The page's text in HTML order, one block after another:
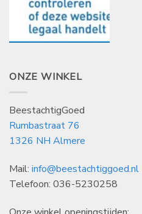
ONZE WINKEL
BeestachtigGoed
Rumbastraat 76
1326 NH Almere
Mail: info@beestachtiggoed.nl
Telefoon: 036-5230258